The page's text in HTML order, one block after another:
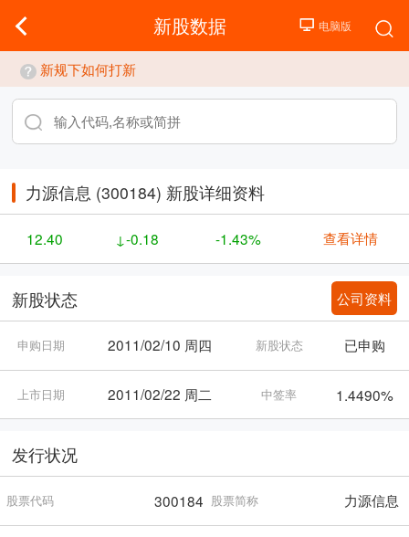
新股数据
新规下如何打新
力源信息 (300184) 新股详细资料
12.40 ↓-0.18 -1.43% 查看详情
新股状态 公司资料
申购日期 2011/02/10 周四 新股状态 已申购
上市日期 2011/02/22 周二 中签率 1.4490%
发行状况
股票代码 300184 股票简称 力源信息